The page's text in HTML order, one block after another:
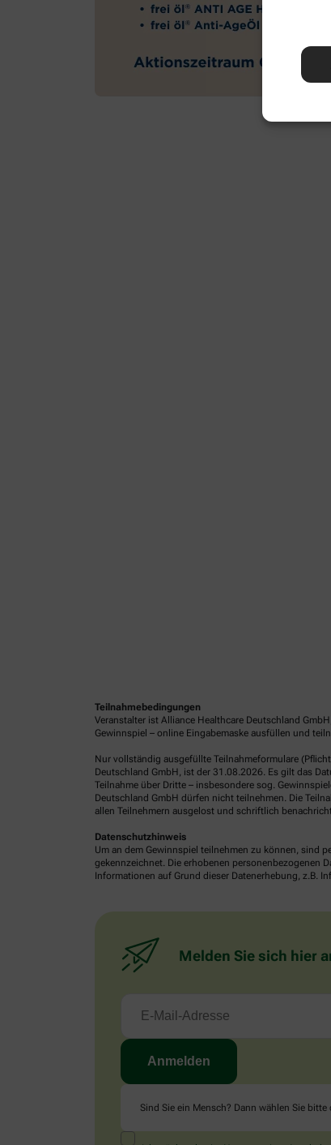
Teilnahmebedingungen
Veranstalter ist Alliance Healthcare Deutschland
Gewinnspiel – online Eingabemaske ausfüllen und
Nur vollständig ausgefüllte Teilnahmeformulare
Deutschland GmbH, ist der 31.08.2026. Es gilt das
Teilnahme über Dritte – insbesondere sog.
Deutschland GmbH dürfen nicht teilnehmen. Die
allen Teilnehmern ausgelost und schriftlich
Datenschutzhinweis
Um an dem Gewinnspiel teilnehmen zu können, sind
gekennzeichnet. Die erhobenen personenbezogenen
Informationen auf Grund dieser Datenerhebung, z.B.
Melden Sie sich hier
Sind Sie ein Mensch? Dann wählen Sie bitte